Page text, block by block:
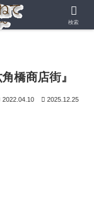
橋商店街』
2022.04.10 2025.12.25
検索